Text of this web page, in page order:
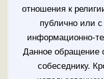
отношения к
публично или
информационно-
Данное обращение
собеседнику.